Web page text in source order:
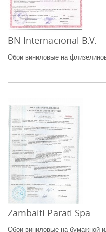
BN Internacional B.V.
Обои виниловые на
Zambaiti Parati Spa
Обои виниловые на бумажной